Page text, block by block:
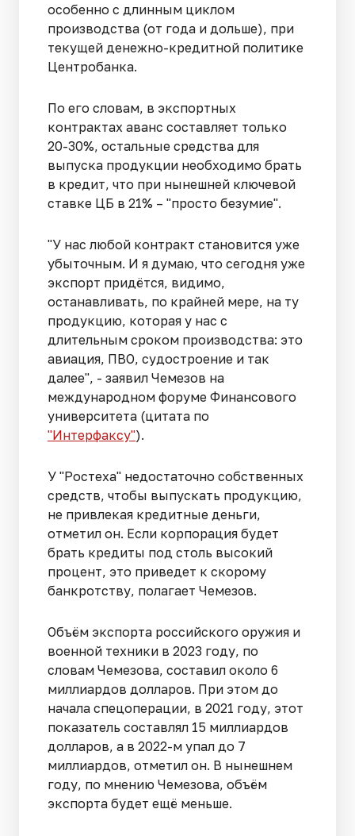
особенно с длинным циклом
производства (от года и дольше), при
текущей денежно-кредитной политике
Центробанка.
По его словам, в экспортных
контрактах аванс составляет только
20-30%, остальные средства для
выпуска продукции необходимо брать
в кредит, что при нынешней ключевой
ставке ЦБ в 21% – "просто безумие".
"У нас любой контракт становится уже
убыточным. И я думаю, что сегодня уже
экспорт придётся, видимо,
останавливать, по крайней мере, на ту
продукцию, которая у нас с
длительным сроком производства: это
авиация, ПВО, судостроение и так
далее", - заявил Чемезов на
международном форуме Финансового
университета (цитата по
"Интерфаксу").
У "Ростеха" недостаточно собственных
средств, чтобы выпускать продукцию,
не привлекая кредитные деньги,
отметил он. Если корпорация будет
брать кредиты под столь высокий
процент, это приведет к скорому
банкротству, полагает Чемезов.
Объём экспорта российского оружия и
военной техники в 2023 году, по
словам Чемезова, составил около 6
миллиардов долларов. При этом до
начала спецоперации, в 2021 году, этот
показатель составлял 15 миллиардов
долларов, а в 2022-м упал до 7
миллиардов, отметил он. В нынешнем
году, по мнению Чемезова, объём
экспорта будет ещё меньше.